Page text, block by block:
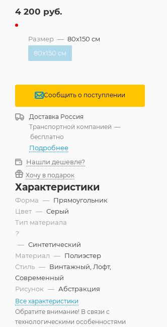
4 200 руб.
Размер — 80x150 см
80x150 см
Сообщить о поступлении
Доставка Россия
Транспортной компанией —
бесплатно
Подробнее
Нашли дешевле?
Хочу в подарок
Характеристики
Форма — Прямоугольник
Цвет — Серый
Тип материала
?
— Синтетический
Материал — Полиэстер
Стиль — Винтажный, Лофт,
Современный
Рисунок — Абстракция
Все характеристики
Обратите внимание! В связи с
технологическими особенностями